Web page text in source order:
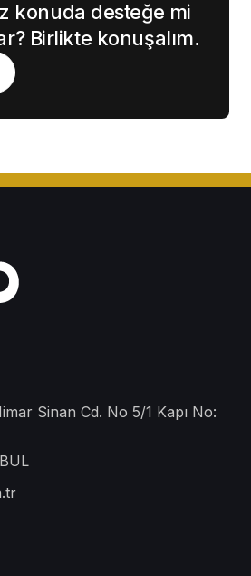
konuda desteğe mi
Birlikte konuşalım.
Sinan Cd. No 5/1 Kapı No: